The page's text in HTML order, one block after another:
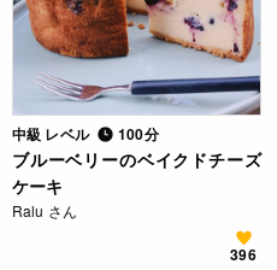
中級 レベル 100分
ブルーベリーのベイクドチーズ
ケーキ
Ralu さん
396